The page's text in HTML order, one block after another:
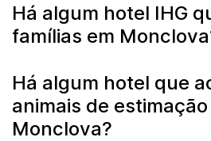
Há algum hotel IHG
famílias em
Há algum hotel que
animais de estimação
Monclova?